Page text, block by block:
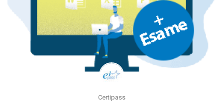
Certipass